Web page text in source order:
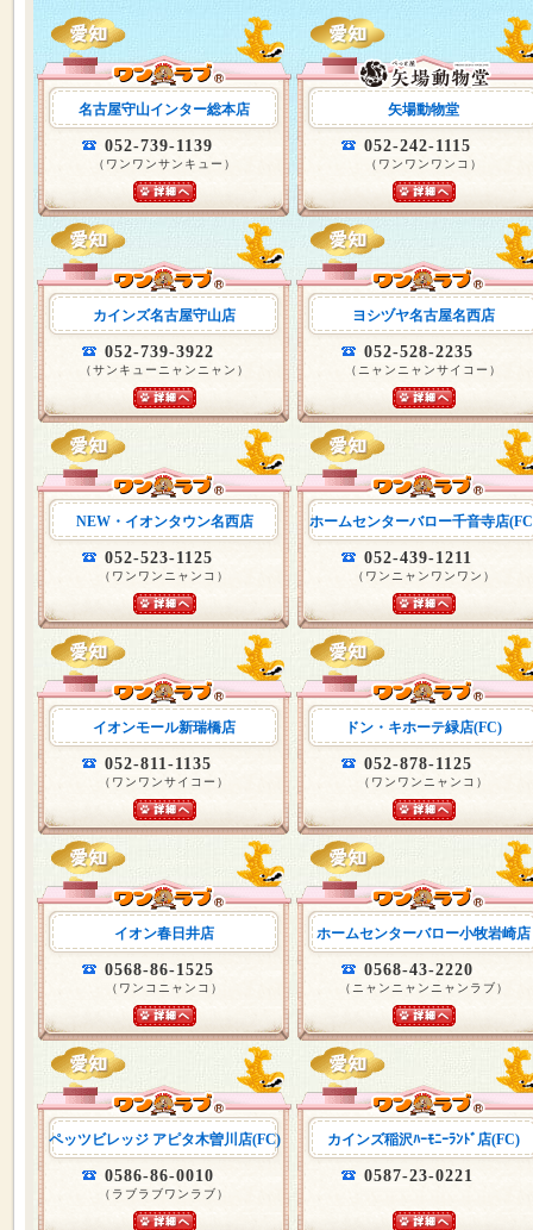
名古屋守山インター総本店
052-739-1139
（ワンワンサンキュー）
矢場動物堂
052-242-1115
（ワンワンワンコ）
カインズ名古屋守山店
052-739-3922
（サンキューニャンニャン）
ヨシヅヤ名古屋名西店
052-528-2235
（ニャンニャンサイコー）
NEW・イオンタウン名西店
052-523-1125
（ワンワンニャンコ）
ホームセンターバロー千音寺店
052-439-1211
（ワンニャンワンワン）
イオンモール新瑞橋店
052-811-1135
（ワンワンサイコー）
ドン・キホーテ緑店(FC)
052-878-1125
（ワンワンニャンコ）
イオン春日井店
0568-86-1525
（ワンコニャンコ）
ホームセンターバロー小牧岩崎店
0568-43-2220
（ニャンニャンニャンラブ）
ペッツビレッジ アピタ木曽川店(FC)
0586-86-0010
（ラブラブワンラブ）
カインズ稲沢ﾊｰﾓﾆｰﾗﾝﾄﾞ店(FC)
0587-23-0221